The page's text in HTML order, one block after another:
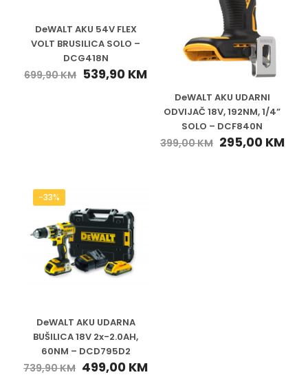
DeWALT AKU 54V FLEX
VOLT BRUSILICA SOLO –
DCG418N
699,90KM 539,90 KM
DeWALT AKU UDARNI
ODVIJAČ 18V, 192NM, 1/4”
SOLO – DCF840N
399,00KM 295,00 KM
-33%
DeWALT AKU UDARNA
BUŠILICA 18V 2x-2.0AH,
60NM – DCD795D2
739,90KM 499,00 KM